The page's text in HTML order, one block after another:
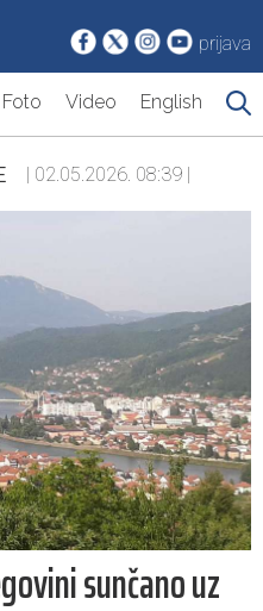
prijava
Foto Video English
| 02.05.2026. 08:39 |
sunčano uz